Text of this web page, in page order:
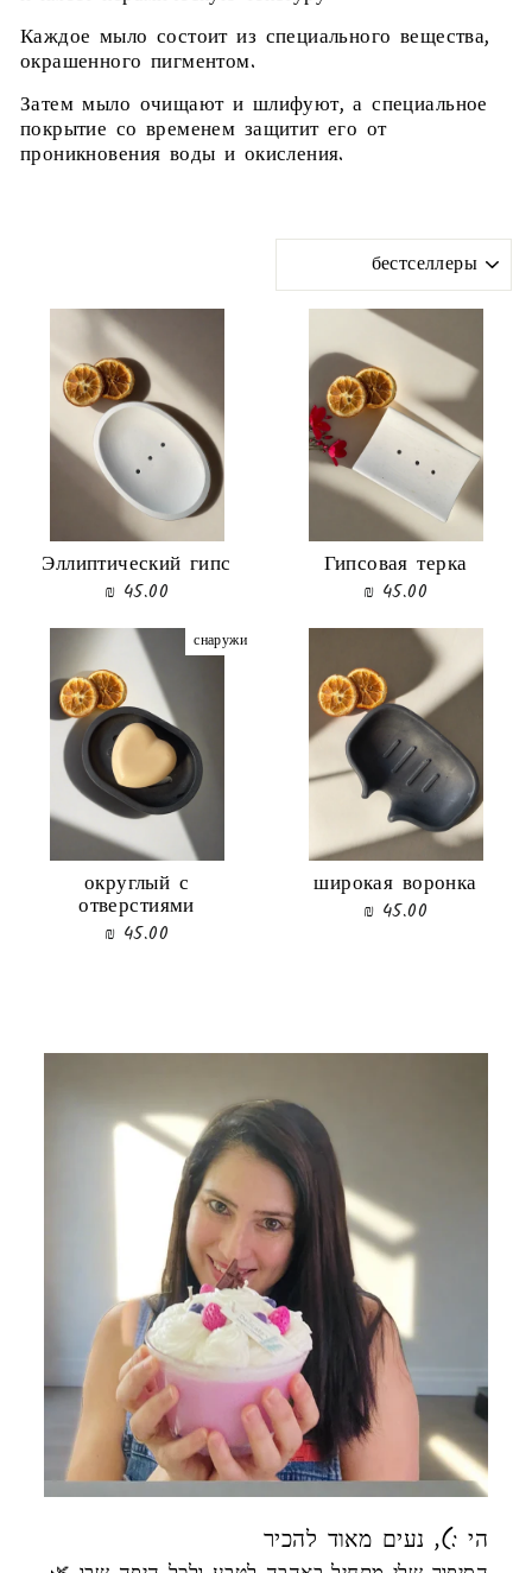
Каждое мыло состоит из специального вещества,
окрашенного пигментом.
Затем мыло очищают и шлифуют, а специальное
покрытие со временем защитит его от
проникновения воды и окисления.
СОРТИРОВАТЬ
ПО
Гипсовая терка
45.00 ₪
Эллиптический гипс
45.00 ₪
широкая воронка
45.00 ₪
снаружи
округлый с
отверстиями
45.00 ₪
הי :), נעים מאוד להכיר